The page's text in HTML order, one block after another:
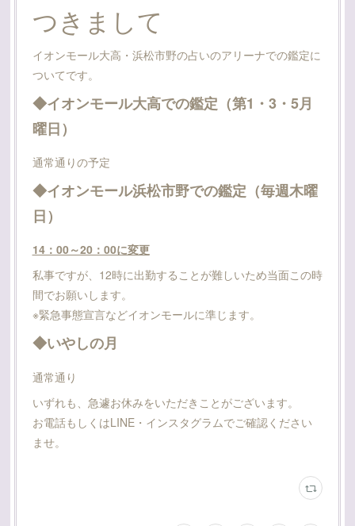
つきまして
イオンモール大高・浜松市野の占いのアリーナでの鑑定に
ついてです。
◆イオンモール大高での鑑定（第1・3・5月
曜日）
通常通りの予定
◆イオンモール浜松市野での鑑定（毎週木曜
日）
14：00～20：00に変更
私事ですが、12時に出勤することが難しいため当面この時
間でお願いします。
※緊急事態宣言などイオンモールに準じます。
◆いやしの月
通常通り
いずれも、急遽お休みをいただきことがございます。
お電話もしくはLINE・インスタグラムでご確認ください
ませ。